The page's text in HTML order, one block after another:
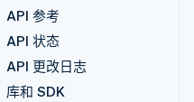
API 参考
API 状态
API 更改日志
库和 SDK